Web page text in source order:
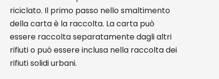
riciclato. Il primo passo nello smaltimento
della carta è la raccolta. La carta può
essere raccolta separatamente dagli altri
rifiuti o può essere inclusa nella raccolta dei
rifiuti solidi urbani.